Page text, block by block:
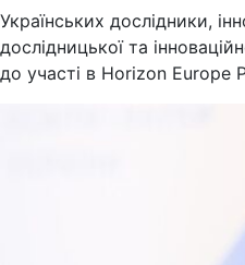
Українських дослідники,
дослідницької та
до участі в Horizon Europe